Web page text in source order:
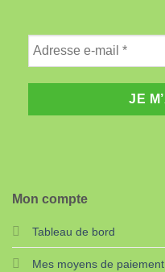
Mon compte
Tableau de bord
Mes moyens de paiement